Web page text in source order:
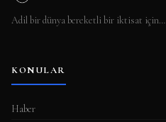
Adil bir dünya bereketli bir iktisat için…
KONULAR
Haber